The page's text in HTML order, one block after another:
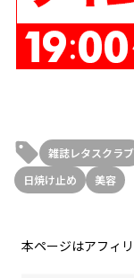
雑誌レタスクラブ
日焼け止め
美容
本ページはアフィ